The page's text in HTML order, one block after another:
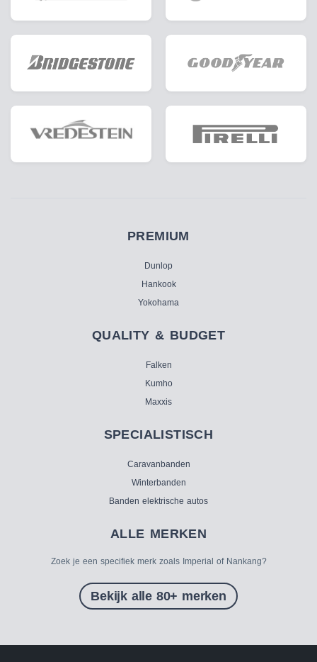
PREMIUM
Dunlop
Hankook
Yokohama
QUALITY & BUDGET
Falken
Kumho
Maxxis
SPECIALISTISCH
Caravanbanden
Winterbanden
Banden elektrische autos
ALLE MERKEN
Zoek je een specifiek merk zoals Imperial of Nankang?
Bekijk alle 80+ merken